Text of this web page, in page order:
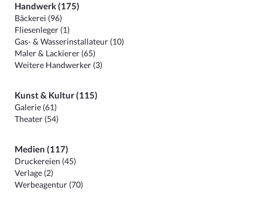
Handwerk (175)
Bäckerei (96)
Fliesenleger (1)
Gas- & Wasserinstallateur (10)
Maler & Lackierer (65)
Weitere Handwerker (3)
Kunst & Kultur (115)
Galerie (61)
Theater (54)
Medien (117)
Druckereien (45)
Verlage (2)
Werbeagentur (70)